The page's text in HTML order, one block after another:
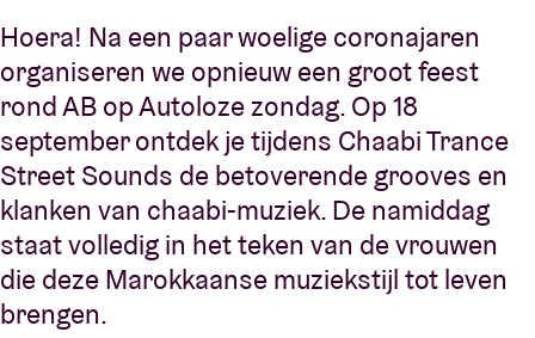
Hoera! Na een paar woelige coronajaren
organiseren we opnieuw een groot feest
rond AB op Autoloze zondag. Op 18
september ontdek je tijdens Chaabi Trance
Street Sounds de betoverende grooves en
klanken van chaabi-muziek. De namiddag
staat volledig in het teken van de vrouwen
die deze Marokkaanse muziekstijl tot leven
brengen.